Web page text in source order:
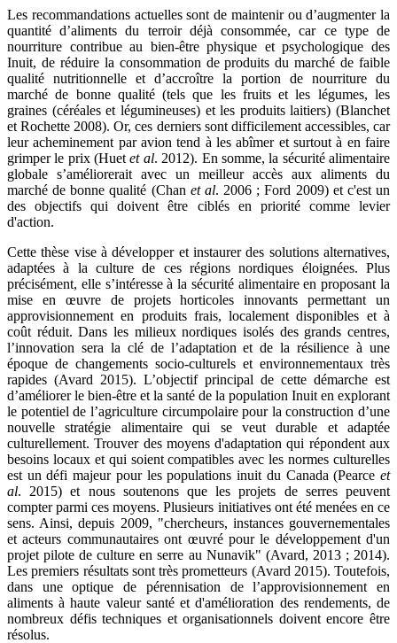
Les recommandations actuelles sont de maintenir ou d’augmenter la
quantité d’aliments du terroir déjà consommée, car ce type de
nourriture contribue au bien-être physique et psychologique des
Inuit, de réduire la consommation de produits du marché de faible
qualité nutritionnelle et d’accroître la portion de nourriture du
marché de bonne qualité (tels que les fruits et les légumes, les
graines (céréales et légumineuses) et les produits laitiers) (Blanchet
et Rochette 2008). Or, ces derniers sont difficilement accessibles, car
leur acheminement par avion tend à les abîmer et surtout à en faire
grimper le prix(Huetet al. 2012). En somme, la sécurité alimentaire
globale s’améliorerait avec un meilleur accès aux aliments du
marché de bonne qualité (Chan et al. 2006 ; Ford 2009) et c'est un
des objectifs qui doivent être ciblés en priorité comme levier
d'action.
Cette thèse vise à développer et instaurer des solutions alternatives,
adaptées à la culture de ces régions nordiques éloignées. Plus
précisément, elle s’intéresse à la sécurité alimentaire en proposant la
mise en œuvre de projets horticoles innovants permettant un
approvisionnement en produits frais, localement disponibles et à
coût réduit. Dans les milieux nordiques isolés des grands centres,
l’innovation sera la clé de l’adaptation et de la résilience à une
époque de changements socio-culturels et environnementaux très
rapides (Avard 2015). L’objectif principal de cette démarche est
d’améliorer le bien-être et la santé de la population Inuit en explorant
le potentiel de l’agriculture circumpolaire pour la construction d’une
nouvelle stratégie alimentaire qui se veut durable et adaptée
culturellement.Trouver des moyens d'adaptation qui répondent aux
besoins locaux et qui soient compatibles avec les normes culturelles
est un défi majeur pour les populations inuit du Canada (Pearceet
al. 2015) et nous soutenons que les projets de serres peuvent
compter parmi ces moyens. Plusieurs initiatives ont été menées en ce
sens. Ainsi, depuis 2009, "chercheurs, instances gouvernementales
et acteurs communautaires ont œuvré pour le développement d'un
projet pilote de culture en serre au Nunavik" (Avard, 2013 ; 2014).
Les premiers résultats sont très prometteurs (Avard 2015). Toutefois,
dans une optique de pérennisation de l’approvisionnement en
aliments à haute valeur santé et d'amélioration des rendements, de
nombreux défis techniques et organisationnels doivent encore être
résolus.